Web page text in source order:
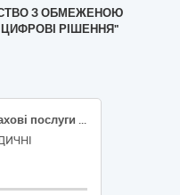
З ОБМЕЖЕНОЮ
ЦИФРОВІ РІШЕННЯ"
ДК 021:2015 - 66510000-8 Страхові послуги (Обов’язкове страхування цивільно-правової відповідальності власників транспортних засобів)